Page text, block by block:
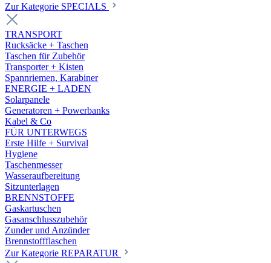
Zur Kategorie SPECIALS
TRANSPORT
Rucksäcke + Taschen
Taschen für Zubehör
Transporter + Kisten
Spannriemen, Karabiner
ENERGIE + LADEN
Solarpanele
Generatoren + Powerbanks
Kabel & Co
FÜR UNTERWEGS
Erste Hilfe + Survival
Hygiene
Taschenmesser
Wasseraufbereitung
Sitzunterlagen
BRENNSTOFFE
Gaskartuschen
Gasanschlusszubehör
Zunder und Anzünder
Brennstoffflaschen
Zur Kategorie REPARATUR